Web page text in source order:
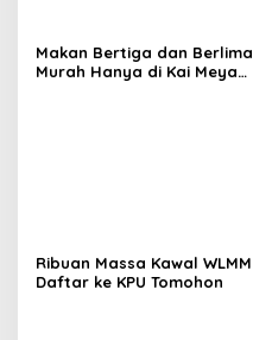
Makan Bertiga dan Berlima
Murah Hanya di Kai Meya
Ribuan Massa Kawal WLMM
Daftar ke KPU Tomohon